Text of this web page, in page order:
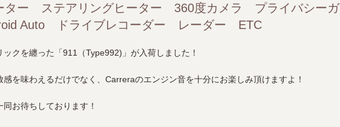
ター ステアリングヒーター 360度カメラ プライバシーガ
Auto ドライブレコーダー レーダー ETC
クを纏った「911（Type992)」が入荷しました！
を味わえるだけでなく、Carreraのエンジン音を十分にお楽しみ頂けますよ！
お待ちしております！